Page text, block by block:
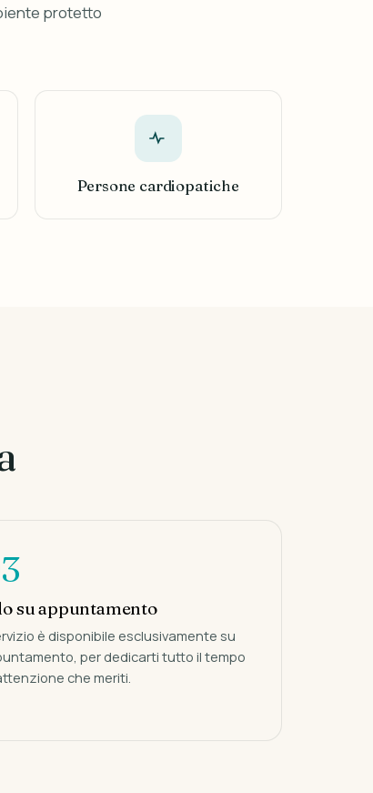
protetto
Persone cardiopatiche
su appuntamento
è disponibile esclusivamente su
per dedicarti tutto il tempo
che meriti.